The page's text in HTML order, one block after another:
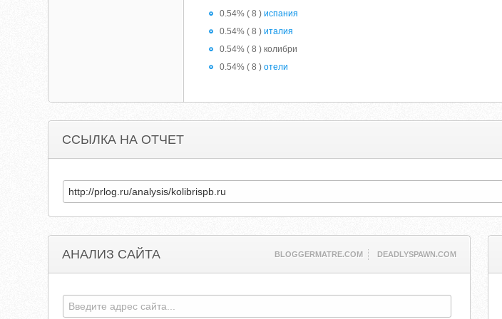
0.54% ( 8 )испания
0.54% ( 8 )италия
0.54% ( 8 ) колибри
0.54% ( 8 )отели
ССЫЛКА НА ОТЧЕТ
АНАЛИЗ САЙТА BLOGGERMATRE.COM DEADLYSPAWN.COM